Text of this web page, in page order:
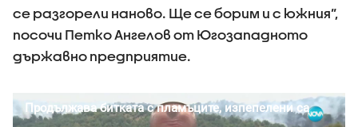
се разгорели наново. Ще се борим и с южния”,
посочи Петко Ангелов от Югозападното
държавно предприятие.